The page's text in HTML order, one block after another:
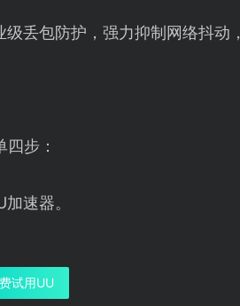
级丢包防护，强力抑制网络抖动
步：
速器。
试用UU